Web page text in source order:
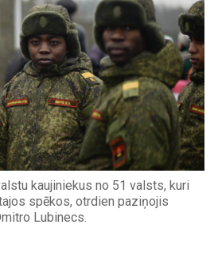
kaujiniekus no 51 valsts, kuri
spēkos, otrdien paziņojis
Lubinecs.